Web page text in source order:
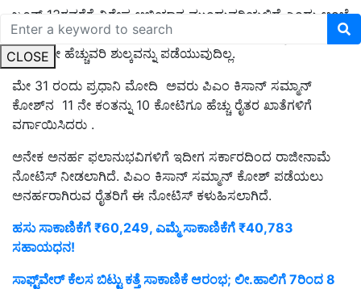
CLOSE
ಜೂನ್ 13ರವರೆಗೆ ವಿಶೇಷ ಅಭಿಯಾನ ಮುಂದುವರಿಯಲಿದೆ ಎಂದು ಅಂಚೆ
ಇಲಾಖೆಯ ಅಧಿಕಾರಿಗಳಿಗೆ ಆದೇಶ ನೀಡಲಾಗಿದೆ. ಇದಕ್ಕಾಗಿ ರೈತರಿಂದ
ಯಾವುದೇ ಹೆಚ್ಚುವರಿ ಶುಲ್ಕವನ್ನು ಪಡೆಯುವುದಿಲ್ಲ.
ಮೇ 31 ರಂದು ಪ್ರಧಾನಿ ಮೋದಿ ಅವರು ಪಿಎಂ ಕಿಸಾನ್ ಸಮ್ಮಾನ್
ಕೋಶ್‌ನ 11 ನೇ ಕಂತನ್ನು 10 ಕೋಟಿಗೂ ಹೆಚ್ಚು ರೈತರ ಖಾತೆಗಳಿಗೆ
ವರ್ಗಾಯಿಸಿದರು .
ಅನೇಕ ಅನರ್ಹ ಫಲಾನುಭವಿಗಳಿಗೆ ಇದೀಗ ಸರ್ಕಾರದಿಂದ ರಾಜೀನಾಮೆ
ನೋಟಿಸ್ ನೀಡಲಾಗಿದೆ. ಪಿಎಂ ಕಿಸಾನ್ ಸಮ್ಮಾನ್ ಕೋಶ್ ಪಡೆಯಲು
ಅನರ್ಹರಾಗಿರುವ ರೈತರಿಗೆ ಈ ನೋಟಿಸ್ ಕಳುಹಿಸಲಾಗಿದೆ.
ಹಸು ಸಾಕಾಣಿಕೆಗೆ ₹60,249, ಎಮ್ಮೆ ಸಾಕಾಣಿಕೆಗೆ ₹40,783
ಸಹಾಯಧನ!
ಸಾಫ್ಟ್‌ವೇರ್ ಕೆಲಸ ಬಿಟ್ಟು ಕತ್ತೆ ಸಾಕಾಣಿಕೆ ಆರಂಭ; ಲೀ.ಹಾಲಿಗೆ 7ರಿಂದ 8